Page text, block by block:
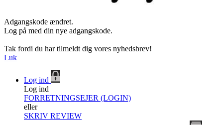
Adgangskode ændret.
Log på med din nye adgangskode.
Tak fordi du har tilmeldt dig vores nyhedsbrev!
Luk
Log ind
Log ind
FORRETNINGSEJER (LOGIN)
eller
SKRIV REVIEW